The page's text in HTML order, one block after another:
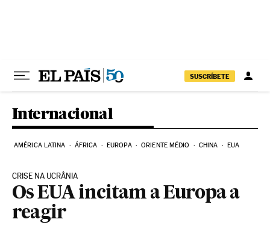
SUSCRÍBETE
Internacional
AMÉRICA LATINA ÁFRICA EUROPA ORIENTE MÉDIO CHINA EUA
CRISE NA UCRÂNIA
Os EUA incitam a Europa a
reagir